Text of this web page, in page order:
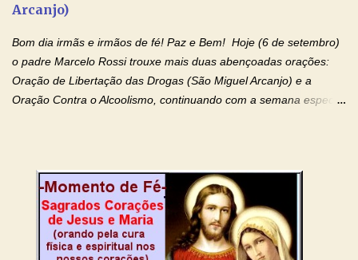
santidade. Glória… Deus, que quiseste atrair tudo a teu unigênito
de te...
Arcanjo)
Bom dia irmãs e irmãos de fé! Paz e Bem! Hoje (6 de setembro)
o padre Marcelo Rossi trouxe mais duas abençoadas orações:
Oração de Libertação das Drogas (São Miguel Arcanjo) e a
Oração Contra o Alcoolismo, continuando com a semana especial
Ágape de nosso Pai Santo - Jesus - te curar, deixe nossa
Mãezinha do Céu - Maria - te proteger com Seu divino manto.
Não desista, Jesus irá curar todas suas feridas, Creia! Adriana-
Devoção e Fé Oração de Libertação das Drogas (São Miguel
Arcanjo) "Senhor, Pai Eterno, em Nome de Teu Filho Jesus,